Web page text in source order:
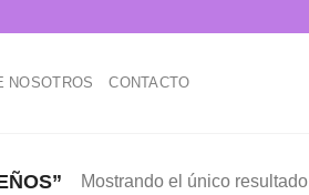
NOSOTROS CONTACTO
Mostrando el único resultado